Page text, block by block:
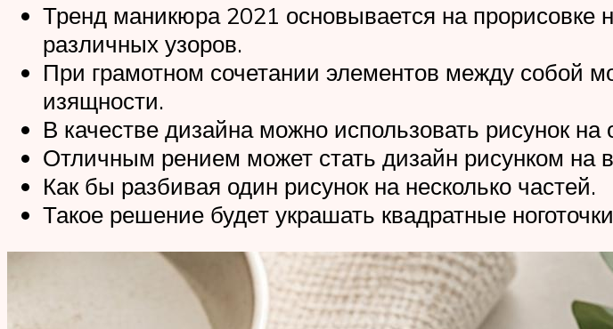
Тренд маникюра 2021 основывается на прорисовке
различных узоров.
При грамотном сочетании элементов между собой
изящности.
В качестве дизайна можно использовать рисунок на
Отличным рением может стать дизайн рисунком на
Как бы разбивая один рисунок на несколько частей.
Такое решение будет украшать квадратные